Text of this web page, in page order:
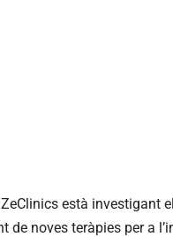
està investigant
de noves teràpies per a